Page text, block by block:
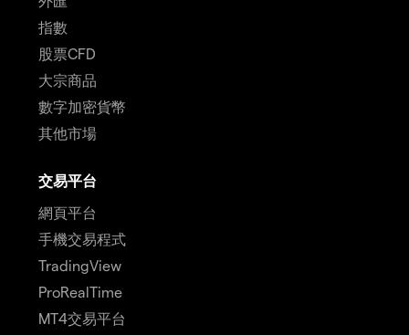
指數
股票CFD
大宗商品
數字加密貨幣
其他市場
交易平台
網頁平台
手機交易程式
TradingView
ProRealTime
MT4交易平台